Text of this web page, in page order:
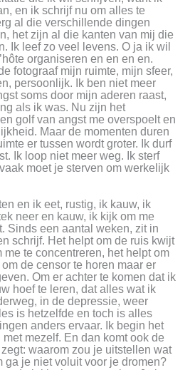
en ik schrijf nu om alles te
al die verschillende dingen
het zijn al die kanten van mij die
Ik leef zo veel levens. O ja ik wil
organiseren en en en en.
fotograaf mijn ruimte, mijn sfeer,
persoonlijk. Ik ben niet meer
soms door mijn aderen raast,
als ik was. Nu zijn het
golf van angst me overspoelt en
Maar de momenten duren
er tussen wordt groter. Ik durf
Ik loop niet meer weg. Ik sterf
moet je sterven om werkelijk
en ik eet, rustig, ik kauw, ik
neer en kauw, ik kijk om me
Sinds een aantal weken, zit in
schrijf. Het helpt om de ruis kwijt
me te concentreren, het helpt om
de censor te horen maar er
Om er achter te komen dat ik
hoef te leren, dat alles wat ik
in de depressie, weer
is hetzelfde en toch is alles
anders ervaar. Ik begin het
mezelf. En dan komt ook de
waarom zou je uitstellen wat
ga je niet voluit voor je dromen?